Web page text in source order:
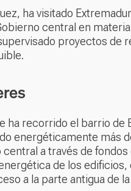
ha visitado
central en
proyectos de
ha recorrido el barrio de
energéticamente más
a través de
de los
a la parte antigua de